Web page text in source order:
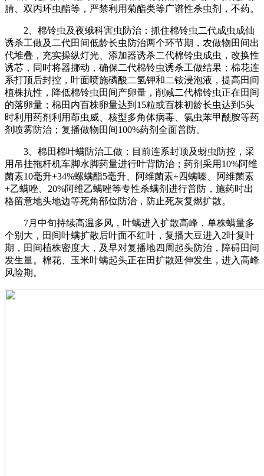
腈、双丙环虫酯等，严禁利用菊酯类等广谱性杀虫剂，不药。
2、棉铃虫及夜蛾科害虫防治：抓住棉铃虫二代成虫成仙
诱杀工做及二代田间低龄长虫防治两个环节期，农做物田间出
代堆叠，充实操纵灯光、添加器诱杀二代棉铃虫成虫，改换性
诱芯，同时将器挪动，确保二代棉铃虫诱杀工做结果；棉花连
系打顶后封控，叶面喷施磷酸二氢钾和二铵浸泡液，提高田间
植株抗性，降低棉铃虫田间产卵量，削减二代棉铃虫正在田间
的落卵量；棉田内百株卵量达到15粒或百株初龄长虫达到5头
时利用药剂利用茚虫威、核型多角体病毒、氯虫苯甲酰胺等药
剂喷雾防治；复播做物田间100%药剂全面普防。
3、棉田棉叶螨防治工做：目前连系封顶及蚜虫防控，采
用吊挂拖杆机车脚水脚药量进行叶背防治；药剂采用10%阿维
菌素10毫升+34%螺螨酯5毫升、阿维菌素+四螨嗪、阿维菌素
+乙螨唑、20%阿维乙螨唑等专性杀螨剂进行普防，施药时出
格留意地头地边等死角部位防治，防止死灰复燃扩散。
7月中旬持续高温多风，叶螨进入扩散高峰，单株螨量多
个别大，田间叶螨扩散后叶面不红叶，复播大豆进入2叶复叶
期，田间植株密度大，及早对复播地四周起头防治，障碍田间
发生量。棉花、玉米叶螨起头正在田扩散延伸发生，进入高峰
风险期。